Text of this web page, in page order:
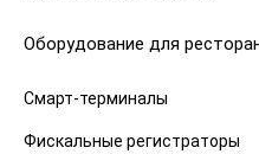
Оборудование для
Смарт-терминалы
Фискальные регистраторы